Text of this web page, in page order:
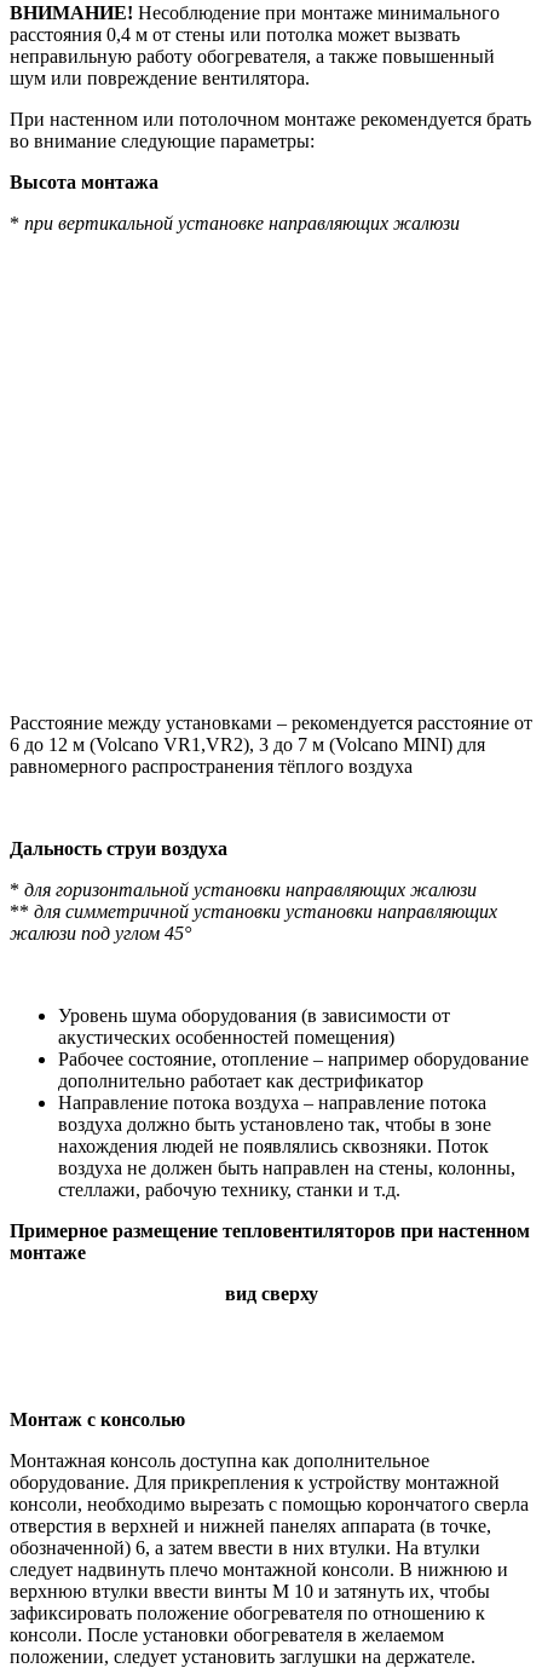
ВНИМАНИЕ! Несоблюдение при монтаже минимального
расстояния 0,4 м от стены или потолка может вызвать
неправильную работу обогревателя, а также повышенный
шум или повреждение вентилятора.
При настенном или потолочном монтаже рекомендуется брать
во внимание следующие параметры:
Высота монтажа
* при вертикальной установке направляющих жалюзи
Расстояние между установками – рекомендуется расстояние от
6 до 12 м (Volcano VR1,VR2), 3 до 7 м (Volcano MINI) для
равномерного распространения тёплого воздуха
Дальность струи воздуха
* для горизонтальной установки направляющих жалюзи
** для симметричной установки установки направляющих
жалюзи под углом 45°
Уровень шума оборудования (в зависимости от
акустических особенностей помещения)
Рабочее состояние, отопление – например оборудование
дополнительно работает как дестрификатор
Направление потока воздуха – направление потока
воздуха должно быть установлено так, чтобы в зоне
нахождения людей не появлялись сквозняки. Поток
воздуха не должен быть направлен на стены, колонны,
стеллажи, рабочую технику, станки и т.д.
Примерное размещение тепловентиляторов при настенном
монтаже
вид сверху
Монтаж с консолью
Монтажная консоль доступна как дополнительное
оборудование. Для прикрепления к устройству монтажной
консоли, необходимо вырезать с помощью корончатого сверла
отверстия в верхней и нижней панелях аппарата (в точке,
обозначенной) 6, а затем ввести в них втулки. На втулки
следует надвинуть плечо монтажной консоли. В нижнюю и
верхнюю втулки ввести винты M 10 и затянуть их, чтобы
зафиксировать положение обогревателя по отношению к
консоли. После установки обогревателя в желаемом
положении, следует установить заглушки на держателе.